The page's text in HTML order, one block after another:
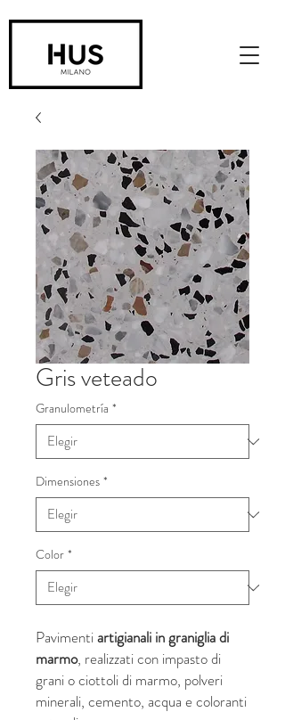
Gris veteado
Granulometría *
Dimensiones *
Color *
Pavimentiartigianali in graniglia di
marmo, realizzati con impasto di
grani o ciottoli di marmo, polveri
minerali, cemento, acqua e coloranti